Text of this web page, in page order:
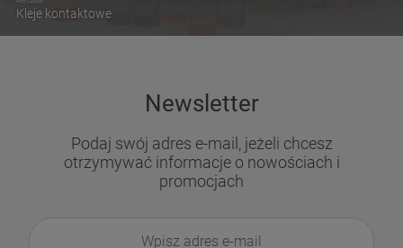
Kleje kontaktowe
Newsletter
Podaj swój adres e-mail, jeżeli chcesz
otrzymywać informacje o nowościach i
promocjach